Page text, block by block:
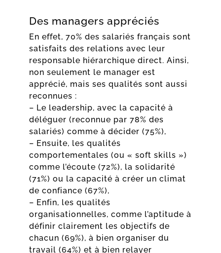
Des managers appréciés
En effet, 70% des salariés français sont
satisfaits des relations avec leur
responsable hiérarchique direct. Ainsi,
non seulement le manager est
apprécié, mais ses qualités sont aussi
reconnues :
– Le leadership, avec la capacité à
déléguer (reconnue par 78% des
salariés) comme à décider (75%),
– Ensuite, les qualités
comportementales (ou « soft skills »)
comme l’écoute (72%), la solidarité
(71%) ou la capacité à créer un climat
de confiance (67%),
– Enfin, les qualités
organisationnelles, comme l’aptitude à
définir clairement les objectifs de
chacun (69%), à bien organiser du
travail (64%) et à bien relayer